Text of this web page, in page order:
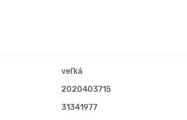
veľká
2020403715
31341977